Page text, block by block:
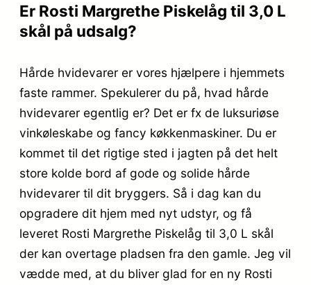
Er Rosti Margrethe Piskelåg til 3,0 L
skål på udsalg?
Hårde hvidevarer er vores hjælpere i hjemmets
faste rammer. Spekulerer du på, hvad hårde
hvidevarer egentlig er? Det er fx de luksuriøse
vinkøleskabe og fancy køkkenmaskiner. Du er
kommet til det rigtige sted i jagten på det helt
store kolde bord af gode og solide hårde
hvidevarer til dit bryggers. Så i dag kan du
opgradere dit hjem med nyt udstyr, og få
leveret Rosti Margrethe Piskelåg til 3,0 L skål
der kan overtage pladsen fra den gamle. Jeg vil
vædde med, at du bliver glad for en ny Rosti